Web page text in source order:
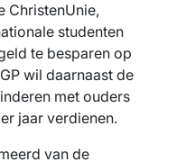
ChristenUnie,
studenten
te besparen op
wil daarnaast de
met ouders
jaar verdienen.
van de